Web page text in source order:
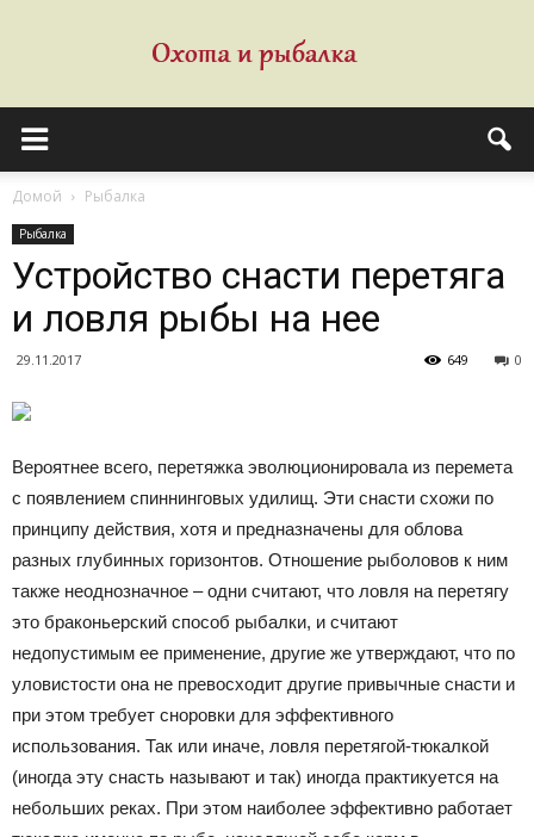
Домой Рыбалка
Рыбалка
Устройство снасти перетяга
и ловля рыбы на нее
29.11.2017 0
649
Вероятнее всего, перетяжка эволюционировала из перемета
с появлением спиннинговых удилищ. Эти снасти схожи по
принципу действия, хотя и предназначены для облова
разных глубинных горизонтов. Отношение рыболовов к ним
также неоднозначное – одни считают, что ловля на перетягу
это браконьерский способ рыбалки, и считают
недопустимым ее применение, другие же утверждают, что по
уловистости она не превосходит другие привычные снасти и
при этом требует сноровки для эффективного
использования. Так или иначе, ловля перетягой-тюкалкой
(иногда эту снасть называют и так) иногда практикуется на
небольших реках. При этом наиболее эффективно работает